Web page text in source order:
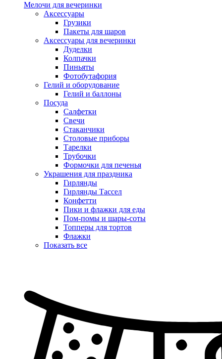
Мелочи для вечеринки
Аксессуары
Грузики
Пакеты для шаров
Аксессуары для вечеринки
Дуделки
Колпачки
Пиньяты
Фотобутафория
Гелий и оборудование
Гелий и баллоны
Посуда
Салфетки
Свечи
Стаканчики
Столовые приборы
Тарелки
Трубочки
Формочки для печенья
Украшения для праздника
Гирлянды
Гирлянды Тассел
Конфетти
Пики и флажки для еды
Пом-помы и шары-соты
Топперы для тортов
Флажки
Показать все